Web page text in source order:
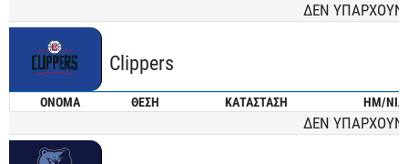
ΔΕΝ ΥΠΑΡΧΟΥΝ
Clippers
ONOMA ΘΕΣΗ ΚΑΤΑΣΤΑΣΗ ΗΜ/ΝΙΑ
ΔΕΝ ΥΠΑΡΧΟΥΝ